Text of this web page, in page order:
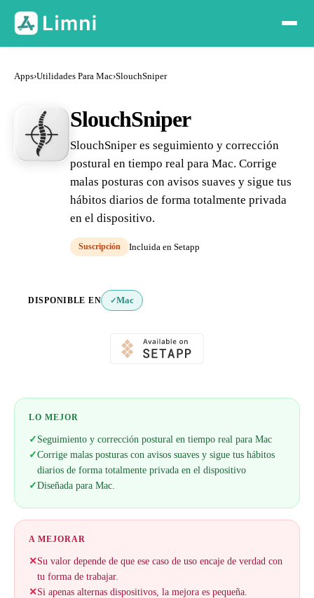
Apps›Utilidades Para Mac›SlouchSniper
SlouchSniper
SlouchSniper es seguimiento y corrección
postural en tiempo real para Mac. Corrige
malas posturas con avisos suaves y sigue tus
hábitos diarios de forma totalmente privada
en el dispositivo.
Suscripción Incluida en Setapp
DISPONIBLE EN ✓Mac
LO MEJOR
✓ Seguimiento y corrección postural en tiempo real para Mac
✓Corrige malas posturas con avisos suaves y sigue tus hábitos
diarios de forma totalmente privada en el dispositivo
✓Diseñada para Mac.
A MEJORAR
✕Su valor depende de que ese caso de uso encaje de verdad con
tu forma de trabajar.
✕Si apenas alternas dispositivos, la mejora es pequeña.